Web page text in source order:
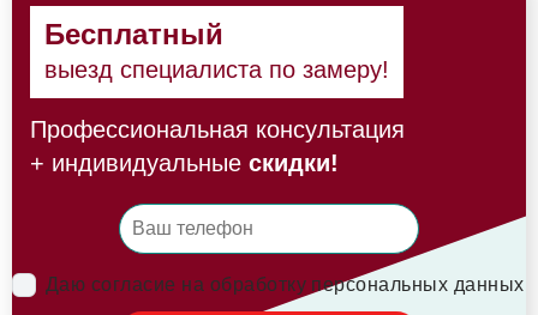
Бесплатный
выезд специалиста по замеру!
Профессиональная консультация
+ индивидуальные скидки!
Даю согласие на обработку персональных данных